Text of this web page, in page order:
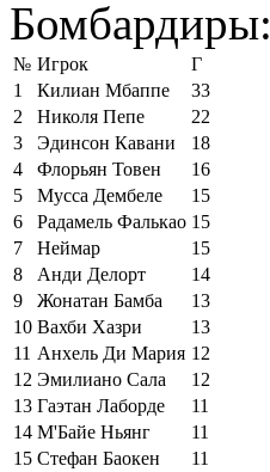
Бомбардиры:
№ Игрок
Г
1
Килиан Мбаппе
33
2
Николя Пепе
22
3
Эдинсон Кавани
18
4
Флорьян Товен
16
5
Мусса Дембеле
15
6
Радамель Фалькао 15
7
Неймар
15
8
Анди Делорт
14
9
Жонатан Бамба
13
10 Вахби Хазри
13
11 Анхель Ди Мария 12
12 Эмилиано Сала
12
13 Гаэтан Лаборде
11
14 М'Байе Ньянг
11
15 Стефан Баокен 11